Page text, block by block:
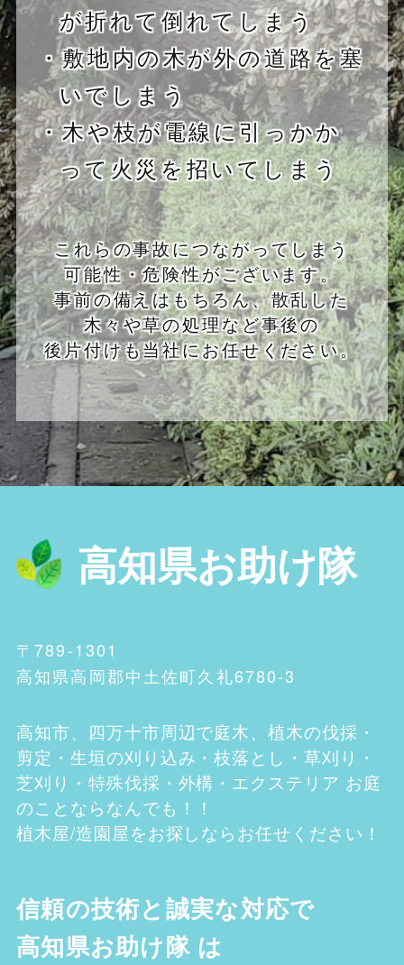
が折れて倒れてしまう
・敷地内の木が外の道路を塞
いでしまう
・木や枝が電線に引っかか
って火災を招いてしまう
これらの事故につながってしまう
可能性・危険性がございます。
事前の備えはもちろん、散乱した
木々や草の処理など事後の
後片付けも当社にお任せください。
高知県お助け隊
〒789-1301
高知県高岡郡中土佐町久礼6780-3
高知市、四万十市周辺で庭木、植木の伐採・
剪定・生垣の刈り込み・枝落とし・草刈り・
芝刈り・特殊伐採・外構・エクステリア お庭
のことならなんでも！！
植木屋/造園屋をお探しならお任せください！
信頼の技術と誠実な対応で
高知県お助け隊 は